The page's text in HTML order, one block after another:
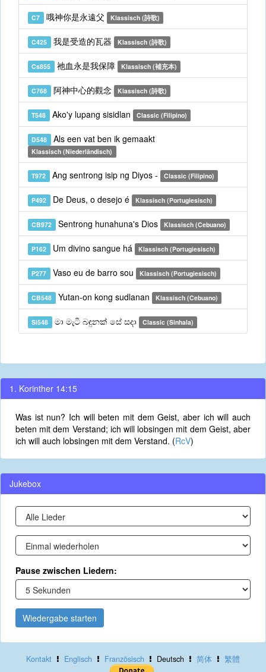
C7 哦神你是永遠父 Klassisch (詩歌)
C425 我是受造的瓦器 Klassisch (詩歌)
Cs855 祂血永是我保障 Klassisch (補充本)
C768 阿神中心的觀念 Klassisch (詩歌)
T548 Ako'y lupang sisidlan Classic (Filipino)
D548 Als een vat ben ik gemaakt
Klassisch (Niederländisch)
T972 Ang sentrong isip ng Diyos - Classic (Filipino)
P492 De Deus, o desejo é Klassisch (Portugiesisch)
CB972 Sentrong hunahuna's Dios Klassisch (Cebuano)
P162 Um divino sangue há Klassisch (Portugiesisch)
P277 Vaso eu de barro sou Klassisch (Portugiesisch)
CB548 Yutan-on kong sudlanan Klassisch (Cebuano)
Si548 මා මැටි බඳුනක් සේ සදා Classic (Sinhala)
1. Korinther 14:15
Was ist nun? Ich will beten mit dem Geist, aber ich will auch
beten mit dem Verstand; ich will lobsingen mit dem Geist, aber
ich will auch lobsingen mit dem Verstand. (RcV)
Jukebox
Pause zwischen Liedern:
Wiedergabe starten
Kontakt Englisch Französisch Deutsch 简体 繁體